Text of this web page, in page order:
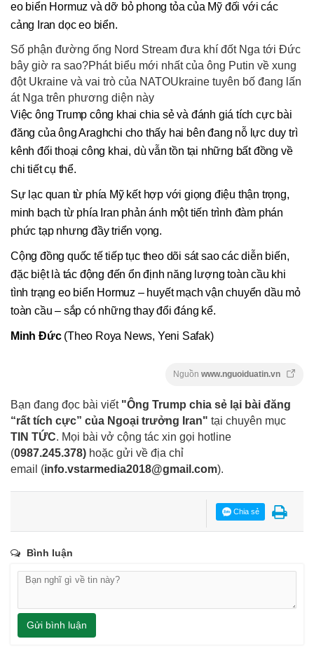
eo biển Hormuz và dỡ bỏ phong tỏa của Mỹ đối với các
cảng Iran dọc eo biển.
Số phận đường ống Nord Stream đưa khí đốt Nga tới Đức
bây giờ ra sao?Phát biểu mới nhất của ông Putin về xung
đột Ukraine và vai trò của NATOUkraine tuyên bố đang lấn
át Nga trên phương diện này
Việc ông Trump công khai chia sẻ và đánh giá tích cực bài
đăng của ông Araghchi cho thấy hai bên đang nỗ lực duy trì
kênh đối thoại công khai, dù vẫn tồn tại những bất đồng về
chi tiết cụ thể.
Sự lạc quan từ phía Mỹ kết hợp với giọng điệu thận trọng,
minh bạch từ phía Iran phản ánh một tiến trình đàm phán
phức tạp nhưng đầy triển vọng.
Cộng đồng quốc tế tiếp tục theo dõi sát sao các diễn biến,
đặc biệt là tác động đến ổn định năng lượng toàn cầu khi
tình trạng eo biển Hormuz – huyết mạch vận chuyển dầu mỏ
toàn cầu – sắp có những thay đổi đáng kể.
Minh Đức (Theo Roya News, Yeni Safak)
Nguồn www.nguoiduatin.vn
Bạn đang đọc bài viết "Ông Trump chia sẻ lại bài đăng
“rất tích cực” của Ngoại trưởng Iran" tại chuyên mục
TIN TỨC. Mọi bài vở cộng tác xin gọi hotline
(0987.245.378) hoặc gửi về địa chỉ
email (info.vstarmedia2018@gmail.com).
Chia sẻ
Bình luận
Gửi bình luận